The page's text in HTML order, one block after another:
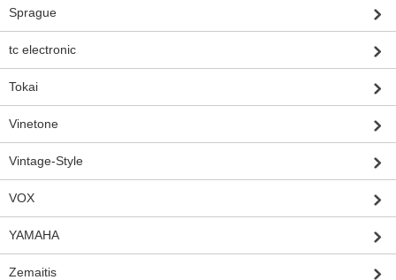
Sprague
tc electronic
Tokai
Vinetone
Vintage-Style
VOX
YAMAHA
Zemaitis